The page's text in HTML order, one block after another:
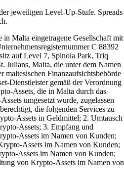
jeweiligen Level-Up-Stufe. Spreads
Malta eingetragene Gesellschaft mit
C 88392
auf Level 7, Spinola Park, Triq
Julians, Malta, die unter dem Namen
maltesischen Finanzaufsichtsbehörde
Dienstleister gemäß der Verordnung
Assets, die in Malta durch das
umgesetzt wurde, zugelassen
die folgenden Services zu
Assets in Geldmittel; 2. Umtausch
Assets; 3. Empfang und
Assets im Namen von Kunden;
Assets im Namen von Kunden;
Assets im Namen von Kunden;
von Krypto-Assets im Namen von